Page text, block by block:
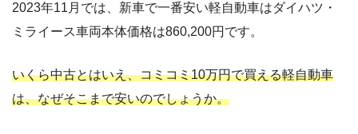
2023年11月では、新車で一番安い軽自動車はダイハツ・
ミライース車両本体価格は860,200円です。
いくら中古とはいえ、コミコミ10万円で買える軽自動車
は、なぜそこまで安いのでしょうか。